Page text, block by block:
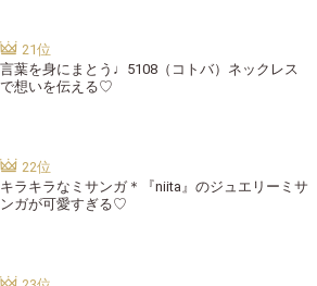
言葉を身にまとう♩5108（コトバ）ネックレス
で想いを伝える♡
キラキラなミサンガ＊『niita』のジュエリーミサ
ンガが可愛すぎる♡